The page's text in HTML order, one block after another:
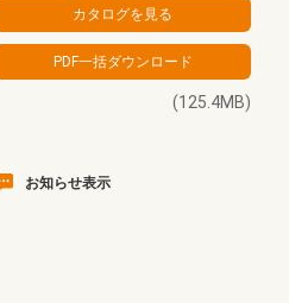
(125.4MB)
お知らせ表示